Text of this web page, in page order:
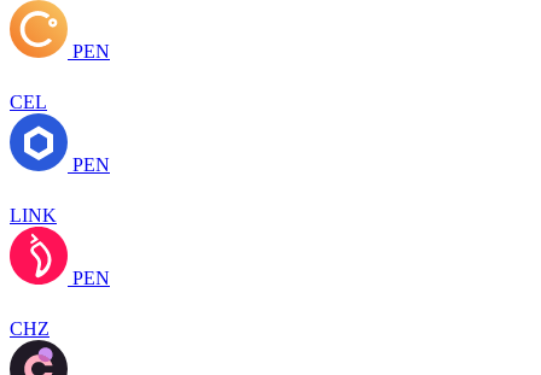
PEN
CEL
PEN
LINK
PEN
CHZ